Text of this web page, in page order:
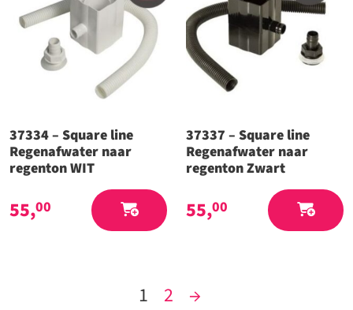
37334 – Square line
Regenafwater naar
regenton WIT
55,00
37337 – Square line
Regenafwater naar
regenton Zwart
55,00
1 2 →